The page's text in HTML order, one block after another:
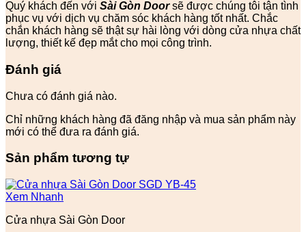
Quý khách đến với Sài Gòn Doorsẽ được chúng tôi tận tình
phục vụ với dịch vụ chăm sóc khách hàng tốt nhất. Chắc
chắn khách hàng sẽ thật sự hài lòng với dòng cửa nhựa chất
lượng, thiết kế đẹp mắt cho mọi công trình.
Đánh giá
Chưa có đánh giá nào.
Chỉ những khách hàng đã đăng nhập và mua sản phẩm này
mới có thể đưa ra đánh giá.
Sản phẩm tương tự
Xem Nhanh
Cửa nhựa Sài Gòn Door